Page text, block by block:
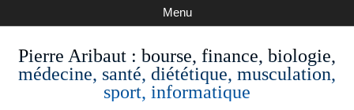
Pierre Aribaut : bourse, finance, biologie,
médecine, santé, diététique, musculation,
sport, informatique
Menu